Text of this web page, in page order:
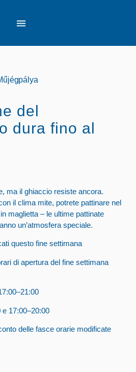
del
dura fino al
ma il ghiaccio resiste ancora.
il clima mite, potrete pattinare nel
maglietta – le ultime pattinate
un’atmosfera speciale.
questo fine settimana
di apertura del fine settimana
e 17:00–20:00
delle fasce orarie modificate